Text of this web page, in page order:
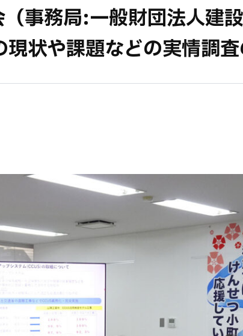
事務局:一般財団法人建
状や課題などの実情調